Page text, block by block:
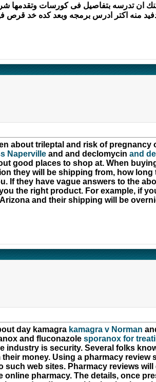
ان تدرسه بتفاصيل فى كورسات وتقدمها
منه اكتر ادرس برمجه وبعد كده خد
about trileptal and risk of pregnancy
Naperville and and declomycin and
good places to shop at. When
they will be shipping from, how
If they have vague answers to the
the right product. For example, if
and their shipping will be
day kamagra kamagra v Norman
and fluconazole sporanox for
industry is security. Several folks
money. Using a pharmacy
web sites. Pharmacy reviews
pharmacy. The details, once